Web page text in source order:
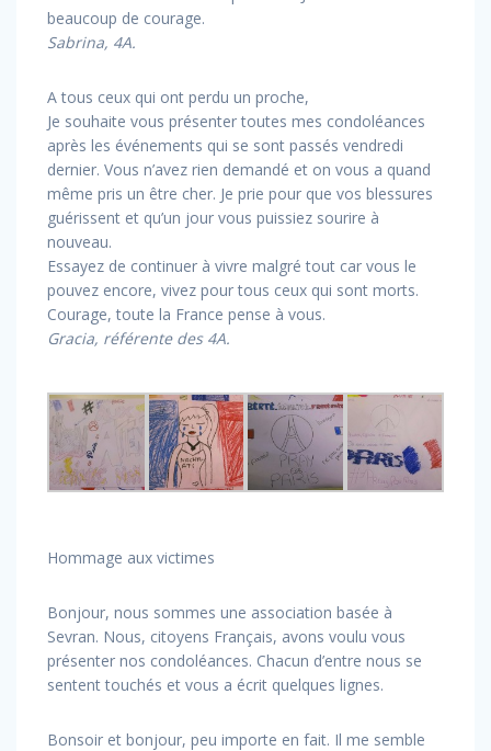
beaucoup de courage.
Sabrina, 4A.
A tous ceux qui ont perdu un proche,
Je souhaite vous présenter toutes mes condoléances
après les événements qui se sont passés vendredi
dernier. Vous n’avez rien demandé et on vous a quand
même pris un être cher. Je prie pour que vos blessures
guérissent et qu’un jour vous puissiez sourire à
nouveau.
Essayez de continuer à vivre malgré tout car vous le
pouvez encore, vivez pour tous ceux qui sont morts.
Courage, toute la France pense à vous.
Gracia, référente des 4A.
Hommage aux victimes
Bonjour, nous sommes une association basée à
Sevran. Nous, citoyens Français, avons voulu vous
présenter nos condoléances. Chacun d’entre nous se
sentent touchés et vous a écrit quelques lignes.
Bonsoir et bonjour, peu importe en fait. Il me semble